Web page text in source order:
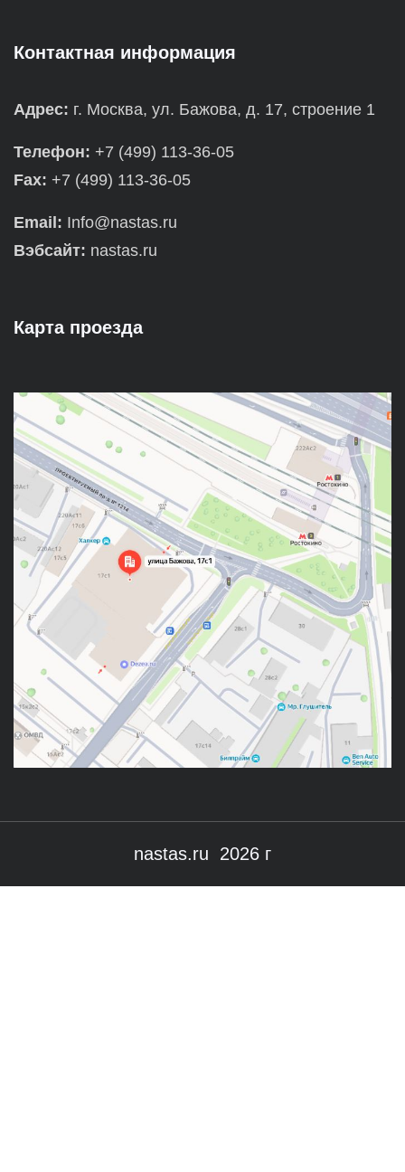
Контактная информация
Адрес: г. Москва, ул. Бажова, д. 17, строение 1
Телефон: +7 (499) 113-36-05
Fax: +7 (499) 113-36-05
Email: Info@nastas.ru
Вэбсайт: nastas.ru
Карта проезда
nastas.ru 2026 г